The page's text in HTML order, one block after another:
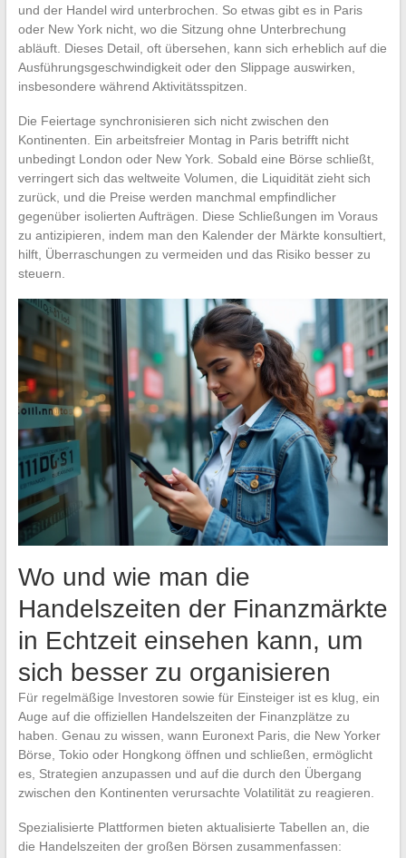
und der Handel wird unterbrochen. So etwas gibt es in Paris
oder New York nicht, wo die Sitzung ohne Unterbrechung
abläuft. Dieses Detail, oft übersehen, kann sich erheblich auf die
Ausführungsgeschwindigkeit oder den Slippage auswirken,
insbesondere während Aktivitätsspitzen.
Die Feiertage synchronisieren sich nicht zwischen den
Kontinenten. Ein arbeitsfreier Montag in Paris betrifft nicht
unbedingt London oder New York. Sobald eine Börse schließt,
verringert sich das weltweite Volumen, die Liquidität zieht sich
zurück, und die Preise werden manchmal empfindlicher
gegenüber isolierten Aufträgen. Diese Schließungen im Voraus
zu antizipieren, indem man den Kalender der Märkte konsultiert,
hilft, Überraschungen zu vermeiden und das Risiko besser zu
steuern.
Wo und wie man die
Handelszeiten der Finanzmärkte
in Echtzeit einsehen kann, um
sich besser zu organisieren
Für regelmäßige Investoren sowie für Einsteiger ist es klug, ein
Auge auf die offiziellen Handelszeiten der Finanzplätze zu
haben. Genau zu wissen, wann Euronext Paris, die New Yorker
Börse, Tokio oder Hongkong öffnen und schließen, ermöglicht
es, Strategien anzupassen und auf die durch den Übergang
zwischen den Kontinenten verursachte Volatilität zu reagieren.
Spezialisierte Plattformen bieten aktualisierte Tabellen an, die
die Handelszeiten der großen Börsen zusammenfassen: